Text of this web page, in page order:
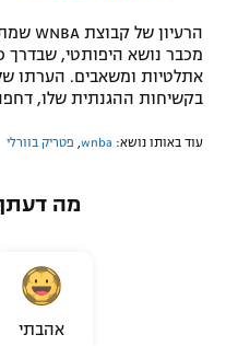
רשיון להקרנה פומבית
הצטרפות לחבילת
לוח דרושים – ג'ובנט
מכבר נושא היפותטי,
אתלטיות ומשאבים. הערתו
בקשיחות ההגנתית שלו,
עוד באותו נושא: wnba
, פטריק בוורלי
מה
אהבתי